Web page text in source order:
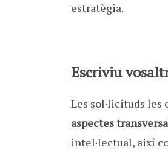
estratègia.
Escriviu
Les sol·licituds les
aspectes
intel·lectual, així